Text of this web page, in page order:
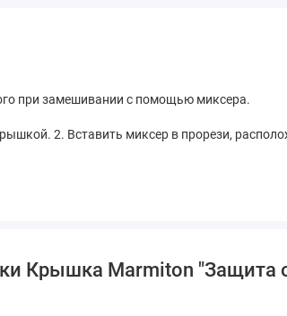
при замешивании с помощью миксера.
2. Вставить миксер в прорези,
Крышка Marmiton "Защита